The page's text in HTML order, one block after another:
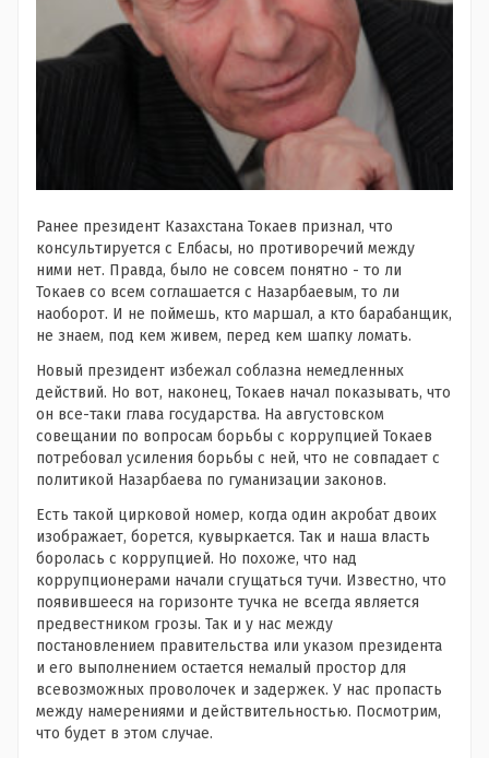
Ранее президент Казахстана Токаев признал, что
консультируется с Елбасы, но противоречий между
ними нет. Правда, было не совсем понятно - то ли
Токаев со всем соглашается с Назарбаевым, то ли
наоборот. И не поймешь, кто маршал, а кто барабанщик,
не знаем, под кем живем, перед кем шапку ломать.
Новый президент избежал соблазна немедленных
действий. Но вот, наконец, Токаев начал показывать, что
он все-таки глава государства. На августовском
совещании по вопросам борьбы с коррупцией Токаев
потребовал усиления борьбы с ней, что не совпадает с
политикой Назарбаева по гуманизации законов.
Есть такой цирковой номер, когда один акробат двоих
изображает, борется, кувыркается. Так и наша власть
боролась с коррупцией. Но похоже, что над
коррупционерами начали сгущаться тучи. Известно, что
появившееся на горизонте тучка не всегда является
предвестником грозы. Так и у нас между
постановлением правительства или указом президента
и его выполнением остается немалый простор для
всевозможных проволочек и задержек. У нас пропасть
между намерениями и действительностью. Посмотрим,
что будет в этом случае.